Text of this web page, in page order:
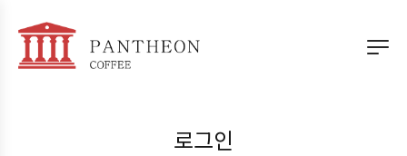
로그인